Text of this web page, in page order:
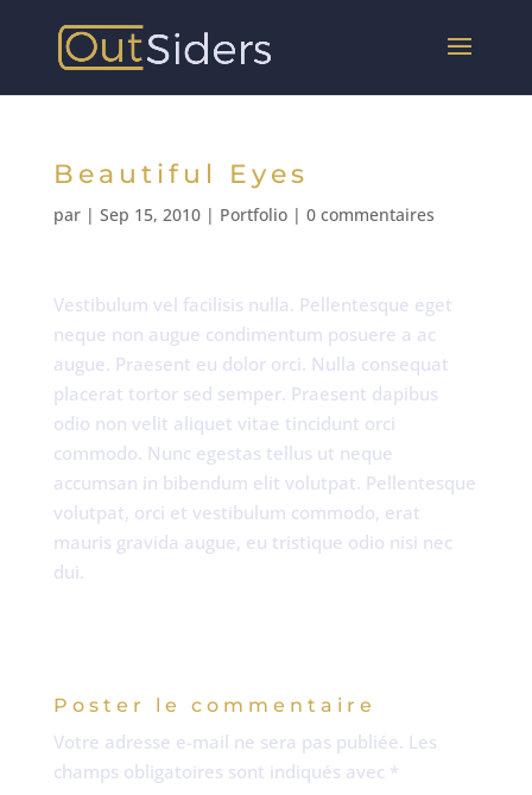
Beautiful Eyes
par | Sep 15, 2010| Portfolio| 0 commentaires
Vestibulum vel facilisis nulla. Pellentesque eget
neque non augue condimentum posuere a ac
augue. Praesent eu dolor orci. Nulla consequat
placerat tortor sed semper. Praesent dapibus
odio non velit aliquet vitae tincidunt orci
commodo. Nunc egestas tellus ut neque
accumsan in bibendum elit volutpat. Pellentesque
volutpat, orci et vestibulum commodo, erat
mauris gravida augue, eu tristique odio nisi nec
dui.
Poster le commentaire
Votre adresse e-mail ne sera pas publiée. Les
champs obligatoires sont indiqués avec *